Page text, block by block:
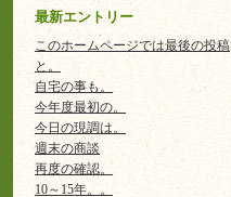
最新エントリー
このホームページでは最後の投稿
と。
自宅の事も。
今年度最初の。
今日の現調は。
週末の商談
再度の確認。
10～15年。。